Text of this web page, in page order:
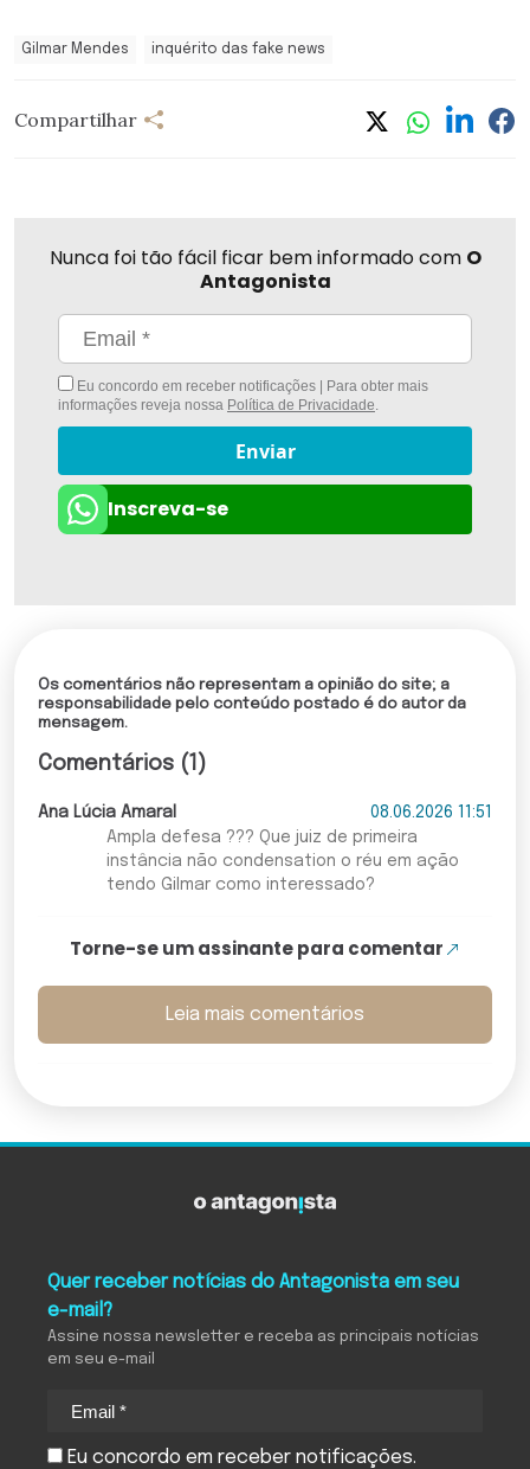
Gilmar Mendes inquérito das fake news
Compartilhar
Nunca foi tão fácil ficar bem informado com O
Antagonista
Eu concordo em receber notificações | Para obter mais
informações reveja nossa Política de Privacidade.
Enviar
Inscreva-se
Os comentários não representam a opinião do site; a
responsabilidade pelo conteúdo postado é do autor da
mensagem.
Comentários (1)
Ana Lúcia Amaral
08.06.2026 11:51
Ampla defesa ??? Que juiz de primeira
instância não condensation o réu em ação
tendo Gilmar como interessado?
Torne-se um assinante para comentar
Leia mais comentários
Quer receber notícias do Antagonista em seu
e-mail?
Assine nossa newsletter e receba as principais notícias
em seu e-mail
Eu concordo em receber notificações.